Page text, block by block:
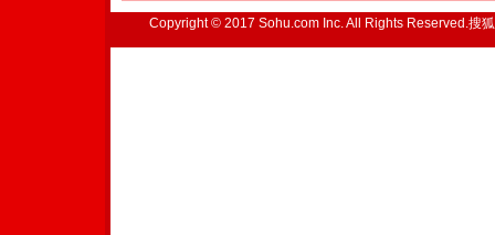
Copyright © 2017 Sohu.com Inc. All Rights Reserved.搜